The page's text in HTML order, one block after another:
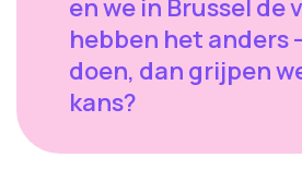
en we in Brussel de
hebben het anders
doen, dan grijpen
kans?